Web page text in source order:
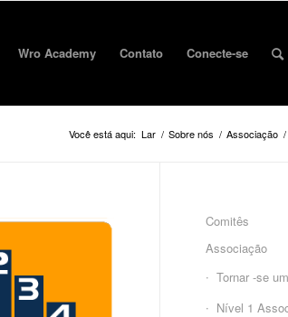
Wro Academy Contato Conecte-se
Você está aqui: Lar / Sobre nós / Associação /
Comitês
Associação
Tornar -se
Nível 1